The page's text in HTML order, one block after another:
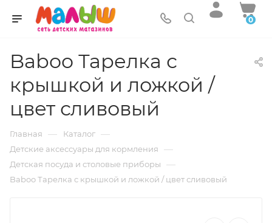
0
Baboo Тарелка с
крышкой и ложкой /
цвет сливовый
Главная — Каталог —
Детские аксессуары для кормления —
Детская посуда и столовые приборы —
Baboo Тарелка с крышкой и ложкой / цвет сливовый